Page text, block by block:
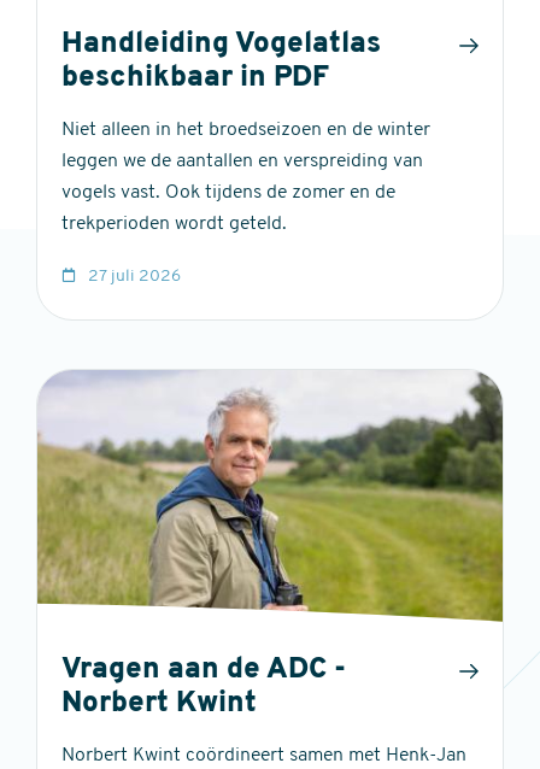
Handleiding Vogelatlas
beschikbaar in PDF
Niet alleen in het broedseizoen en de winter
leggen we de aantallen en verspreiding van
vogels vast. Ook tijdens de zomer en de
trekperioden wordt geteld.
27 juli 2026
Vragen aan de ADC -
Norbert Kwint
Norbert Kwint coördineert samen met Henk-Jan